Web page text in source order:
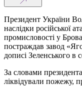
Президент України
наслідки російської
промисловості у
постраждав завод
дописі Зеленського в
За словами
ліквідували пожежу,